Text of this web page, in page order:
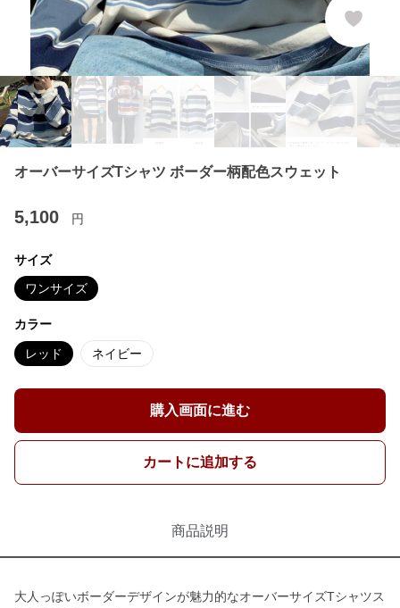
オーバーサイズTシャツ ボーダー柄配色スウェット
5,100 円
サイズ
ワンサイズ
カラー
レッド ネイビー
購入画面に進む
カートに追加する
商品説明
大人っぽいボーダーデザインが魅力的なオーバーサイズTシャツス